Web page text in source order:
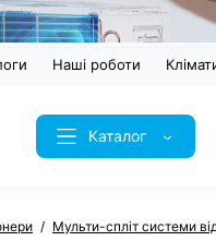
Наші роботи
Каталог
Мульти-спліт системи